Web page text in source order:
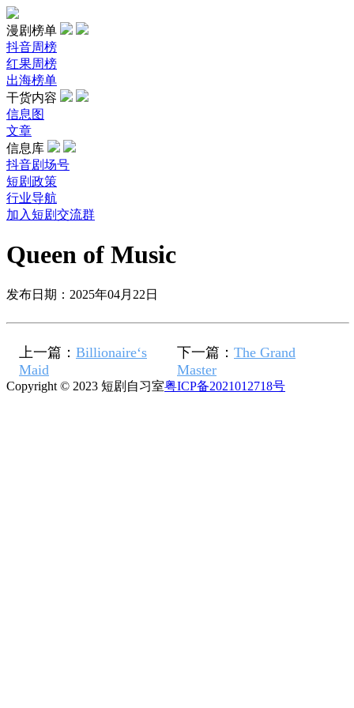
漫剧榜单
抖音周榜
红果周榜
出海榜单
干货内容
信息图
文章
信息库
抖音剧场号
短剧政策
行业导航
加入短剧交流群
Queen of Music
发布日期：2025年04月22日
上一篇： Billionaire‘s
Maid
下一篇： The Grand
Master
Copyright © 2023 短剧自习室粤ICP备2021012718号